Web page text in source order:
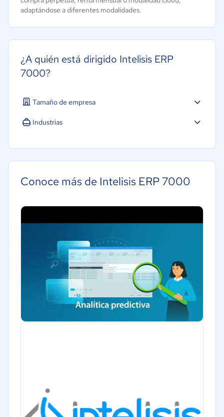
adaptándose a diferentes modalidades.
¿A quién está dirigido Intelisis ERP
7000?
Tamaño de empresa
Pequeña: 10 a 49 trabajadores
Industrias
Bienes raíces
Minorista
Telecomunicaciones
Manufactura
Transporte y logística
Marketing y Comunicación
Conoce más de Intelisis ERP 7000